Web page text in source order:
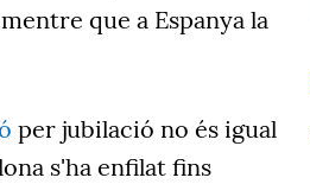
que a Espanya la
per jubilació no és igual
s'ha enfilat fins